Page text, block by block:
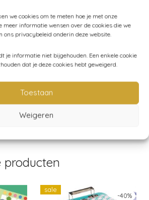
we cookies om te meten hoe je met onze
meer informatie wensen over de cookies die we
ons privacybeleid onderin deze website.
je informatie niet bijgehouden. Een enkele cookie
dat je deze cookies hebt geweigerd.
Toestaan
Weigeren
producten
-40%
sale